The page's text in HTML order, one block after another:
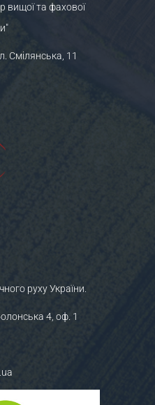
вищої та фахової
Смілянська, 11
руху України.
4, оф. 1